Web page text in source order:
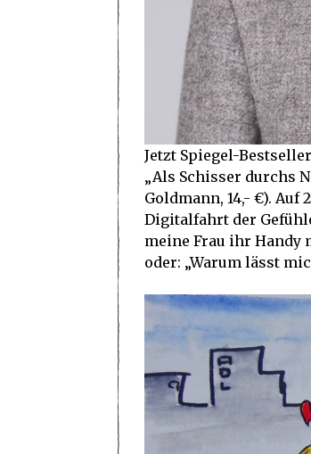
Jetzt Spiegel-
„Als Schisser durchs
Goldmann, 14,- €).
Digitalfahrt der
meine Frau ihr Handy
oder: „Warum lässt